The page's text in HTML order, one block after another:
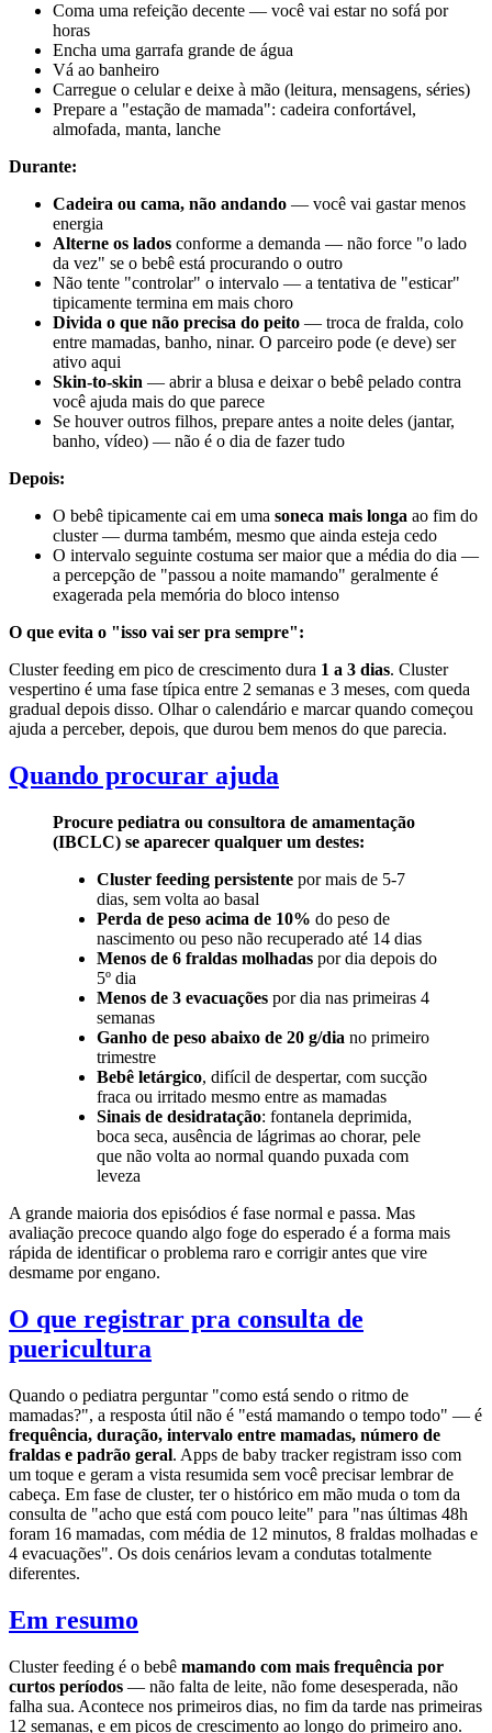
Coma uma refeição decente — você vai estar no sofá por
horas
Encha uma garrafa grande de água
Vá ao banheiro
Carregue o celular e deixe à mão (leitura, mensagens, séries)
Prepare a "estação de mamada": cadeira confortável,
almofada, manta, lanche
Durante:
Cadeira ou cama, não andando — você vai gastar menos
energia
Alterne os lados conforme a demanda — não force "o lado
da vez" se o bebê está procurando o outro
Não tente "controlar" o intervalo — a tentativa de "esticar"
tipicamente termina em mais choro
Divida o que não precisa do peito — troca de fralda, colo
entre mamadas, banho, ninar. O parceiro pode (e deve) ser
ativo aqui
Skin-to-skin — abrir a blusa e deixar o bebê pelado contra
você ajuda mais do que parece
Se houver outros filhos, prepare antes a noite deles (jantar,
banho, vídeo) — não é o dia de fazer tudo
Depois:
O bebê tipicamente cai em uma soneca mais longa ao fim do
cluster — durma também, mesmo que ainda esteja cedo
O intervalo seguinte costuma ser maior que a média do dia —
a percepção de "passou a noite mamando" geralmente é
exagerada pela memória do bloco intenso
O que evita o "isso vai ser pra sempre":
Cluster feeding em pico de crescimento dura 1 a 3 dias. Cluster
vespertino é uma fase típica entre 2 semanas e 3 meses, com queda
gradual depois disso. Olhar o calendário e marcar quando começou
ajuda a perceber, depois, que durou bem menos do que parecia.
Quando procurar ajuda
Procure pediatra ou consultora de amamentação
(IBCLC) se aparecer qualquer um destes:
Cluster feeding persistente por mais de 5-7
dias, sem volta ao basal
Perda de peso acima de 10% do peso de
nascimento ou peso não recuperado até 14 dias
Menos de 6 fraldas molhadas por dia depois do
5º dia
Menos de 3 evacuações por dia nas primeiras 4
semanas
Ganho de peso abaixo de 20 g/dia no primeiro
trimestre
Bebê letárgico, difícil de despertar, com sucção
fraca ou irritado mesmo entre as mamadas
Sinais de desidratação: fontanela deprimida,
boca seca, ausência de lágrimas ao chorar, pele
que não volta ao normal quando puxada com
leveza
A grande maioria dos episódios é fase normal e passa. Mas
avaliação precoce quando algo foge do esperado é a forma mais
rápida de identificar o problema raro e corrigir antes que vire
desmame por engano.
O que registrar pra consulta de
puericultura
Quando o pediatra perguntar "como está sendo o ritmo de
mamadas?", a resposta útil não é "está mamando o tempo todo" — é
frequência, duração, intervalo entre mamadas, número de
fraldas e padrão geral. Apps de baby tracker registram isso com
um toque e geram a vista resumida sem você precisar lembrar de
cabeça. Em fase de cluster, ter o histórico em mão muda o tom da
consulta de "acho que está com pouco leite" para "nas últimas 48h
foram 16 mamadas, com média de 12 minutos, 8 fraldas molhadas e
4 evacuações". Os dois cenários levam a condutas totalmente
diferentes.
Em resumo
Cluster feeding é o bebê mamando com mais frequência por
curtos períodos — não falta de leite, não fome desesperada, não
falha sua. Acontece nos primeiros dias, no fim da tarde nas primeiras
12 semanas, e em picos de crescimento ao longo do primeiro ano.